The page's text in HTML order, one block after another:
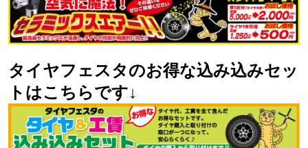
タイヤフェスタのお得な込み込みセッ
トはこちらです↓